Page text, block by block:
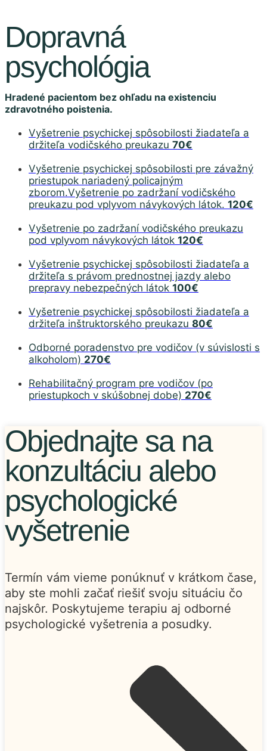
Dopravná
psychológia
Hradené pacientom bez ohľadu na existenciu
zdravotného poistenia.
Vyšetrenie psychickej spôsobilosti žiadateľa a
držiteľa vodičského preukazu 70€
Vyšetrenie psychickej spôsobilosti pre závažný
priestupok nariadený policajným
zborom.Vyšetrenie po zadržaní vodičského
preukazu pod vplyvom návykových látok. 120€
Vyšetrenie po zadržaní vodičského preukazu
pod vplyvom návykových látok 120€
Vyšetrenie psychickej spôsobilosti žiadateľa a
držiteľa s právom prednostnej jazdy alebo
prepravy nebezpečných látok 100€
Vyšetrenie psychickej spôsobilosti žiadateľa a
držiteľa inštruktorského preukazu 80€
Odborné poradenstvo pre vodičov (v súvislosti s
alkoholom) 270€
Rehabilitačný program pre vodičov (po
priestupkoch v skúšobnej dobe) 270€
Objednajte sa na
konzultáciu alebo
psychologické
vyšetrenie
Termín vám vieme ponúknuť v krátkom čase,
aby ste mohli začať riešiť svoju situáciu čo
najskôr. Poskytujeme terapiu aj odborné
psychologické vyšetrenia a posudky.